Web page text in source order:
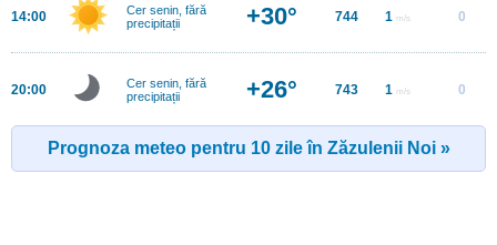
14:00
Cer senin, fără
precipitații
+30° 744 1 m/s 0
20:00
Cer senin, fără
precipitații
+26° 743 1 m/s 0
Prognoza meteo pentru 10 zile în Zăzulenii Noi »